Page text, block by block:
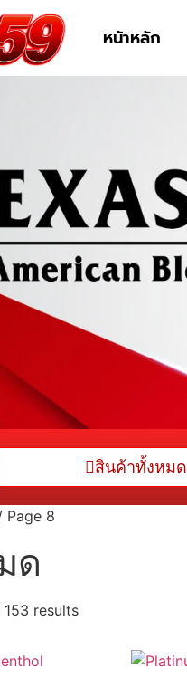
หน้าหลัก
สินค้าทั้งหมด
Page 8
ด
153 results